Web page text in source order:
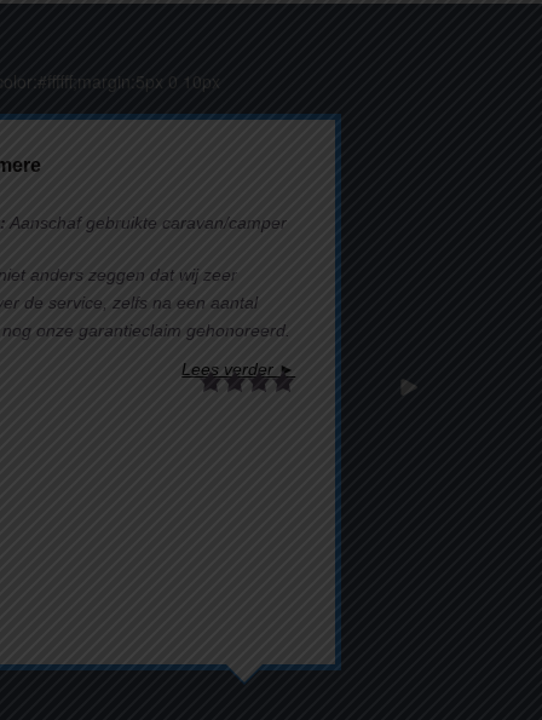
0 10px
Aanschaf gebruikte caravan/camper
anders zeggen dat wij zeer
de service, zelfs na een aantal
onze garantieclaim gehonoreerd.
Lees verder ►